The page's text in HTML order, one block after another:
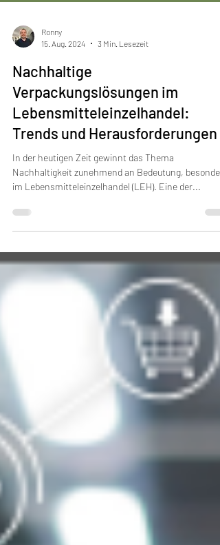
15. Aug. 2024
Nachhaltige
Verpackungslösungen im
Lebensmitteleinzelhandel:
Trends und Herausforderungen
In der heutigen Zeit gewinnt das Thema
Nachhaltigkeit zunehmend an Bedeutung,
im Lebensmitteleinzelhandel (LEH). Eine der...